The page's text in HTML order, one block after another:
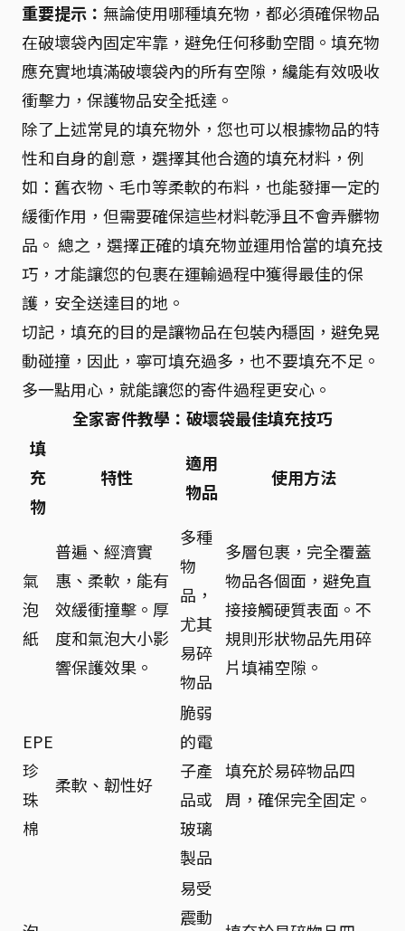
重要提示： 無論使用哪種填充物，都必須確保物品
在破壞袋內固定牢靠，避免任何移動空間。填充物
應充實地填滿破壞袋內的所有空隙，纔能有效吸收
衝擊力，保護物品安全抵達。
除了上述常見的填充物外，您也可以根據物品的特
性和自身的創意，選擇其他合適的填充材料，例
如：舊衣物、毛巾等柔軟的布料，也能發揮一定的
緩衝作用，但需要確保這些材料乾淨且不會弄髒物
品。 總之，選擇正確的填充物並運用恰當的填充技
巧，才能讓您的包裹在運輸過程中獲得最佳的保
護，安全送達目的地。
切記，填充的目的是讓物品在包裝內穩固，避免晃
動碰撞，因此，寧可填充過多，也不要填充不足。
多一點用心，就能讓您的寄件過程更安心。
全家寄件教學：破壞袋最佳填充技巧
填
充
物
特性
適用
物品
使用方法
氣
泡
紙
普遍、經濟實
惠、柔軟，能有
效緩衝撞擊。厚
度和氣泡大小影
響保護效果。
多種
物
品，
尤其
易碎
物品
多層包裹，完全覆蓋
物品各個面，避免直
接接觸硬質表面。不
規則形狀物品先用碎
片填補空隙。
EPE
珍
珠
棉
柔軟、韌性好
脆弱
的電
子產
品或
玻璃
製品
填充於易碎物品四
周，確保完全固定。
易受
震動